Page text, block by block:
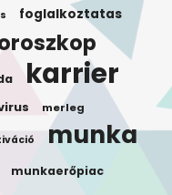
foglalkoztatas
karrier
merleg
munka
munkaerőpiac